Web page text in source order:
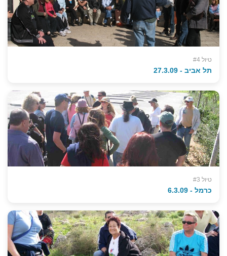
טיול #4
תל אביב - 27.3.09
טיול #3
כרמל - 6.3.09